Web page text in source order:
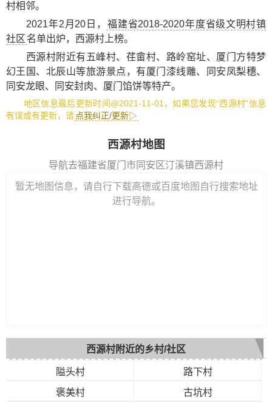
村相邻。
2021年2月20日，
福建省2018-2020年度省级文明村镇
社区 名单出炉，西源村上榜。
西源村附近有 五峰村、 荏畲村、 路岭窑址、 厦门方特梦
幻王国 、 北辰山等旅游景点，有厦门漆线雕、 同安凤梨穗、
同安龙眼、 同安封肉、 厦门馅饼等特产。
地区信息最后更新时间@2021-11-01，如果您发现“西源村”信息
有误或有更新，请 点我纠正/更新▷
西源村地图
导航去福建省厦门市同安区汀溪镇西源村
暂无地图信息，请自行下载高德或百度地图自行搜索地址
进行导航。
西源村附近的乡村/社区
隘头村
路下村
褒美村
古坑村